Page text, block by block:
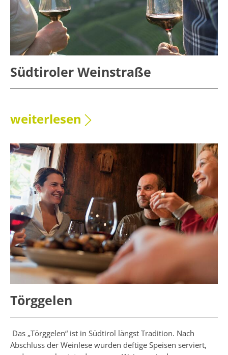
Südtiroler Weinstraße
weiterlesen
Törggelen
Das „Törggelen“ ist in Südtirol längst Tradition. Nach
Abschluss der Weinlese wurden deftige Speisen serviert,